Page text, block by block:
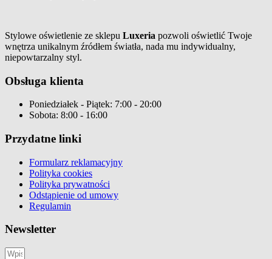
Stylowe oświetlenie ze sklepu Luxeria pozwoli oświetlić Twoje
wnętrza unikalnym źródłem światła, nada mu indywidualny,
niepowtarzalny styl.
Obsługa klienta
Poniedziałek - Piątek: 7:00 - 20:00
Sobota: 8:00 - 16:00
Przydatne linki
Formularz reklamacyjny
Polityka cookies
Polityka prywatności
Odstąpienie od umowy
Regulamin
Newsletter